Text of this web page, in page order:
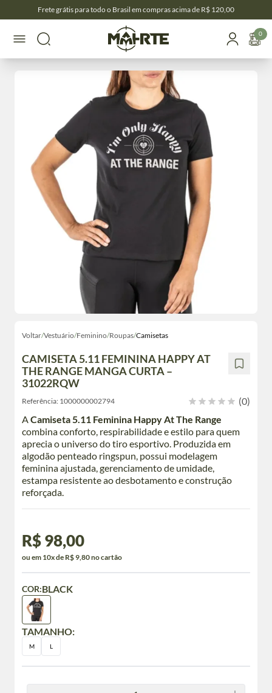
Frete grátis para todo o Brasil em compras acima de R$ 120,00
0
Voltar/Vestuário/Feminino/Roupas/Camisetas
CAMISETA 5.11 FEMININA HAPPY AT
THE RANGE MANGA CURTA –
31022RQW
Referência: 1000000002794
(0)
ACamiseta 5.11 Feminina Happy At The Range
combina conforto, respirabilidade e estilo para quem
aprecia o universo do tiro esportivo. Produzida em
algodão penteado ringspun, possui modelagem
feminina ajustada, gerenciamento de umidade,
estampa resistente ao desbotamento e construção
reforçada.
R$ 98,00
ou em 10x de R$ 9,80 no cartão
TAMANHO:
M L
COR:BLACK